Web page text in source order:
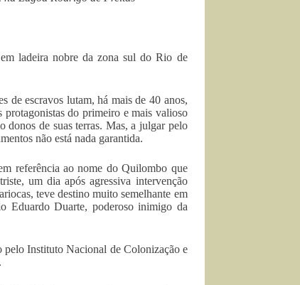
ladeira nobre da zona sul do Rio de
de escravos lutam, há mais de 40 anos,
protagonistas do primeiro e mais valioso
donos de suas terras. Mas, a julgar pelo
não está nada garantida.
referência ao nome do Quilombo que
um dia após agressiva intervenção
teve destino muito semelhante em
Eduardo Duarte, poderoso inimigo da
pelo Instituto Nacional de Colonização e